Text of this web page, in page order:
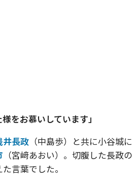
をお慕いしています」
井長政 （中島歩）と共に小谷城に
（宮﨑あおい）。切腹した長政の
言葉でした。